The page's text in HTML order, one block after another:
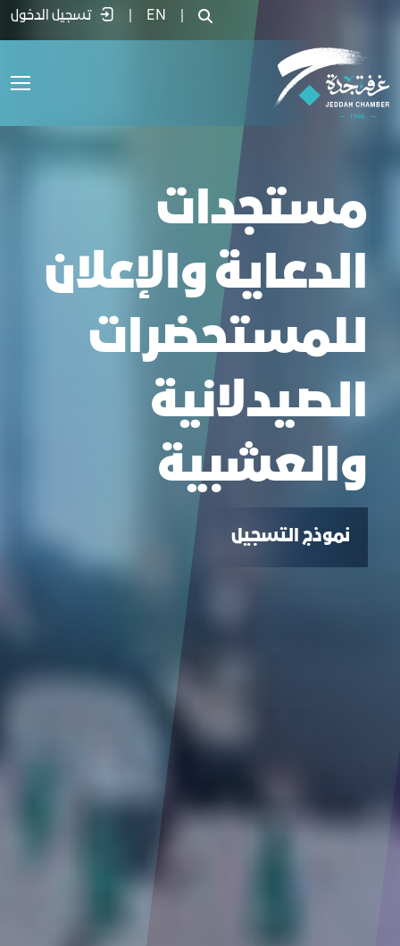
مستجدات الدعاية والإعلان للمستحضرات
EN تسجيل الدخول
مستجدات
الدعاية والإعلان
للمستحضرات
الصيدلانية
والعشبية
نموذج التسجيل